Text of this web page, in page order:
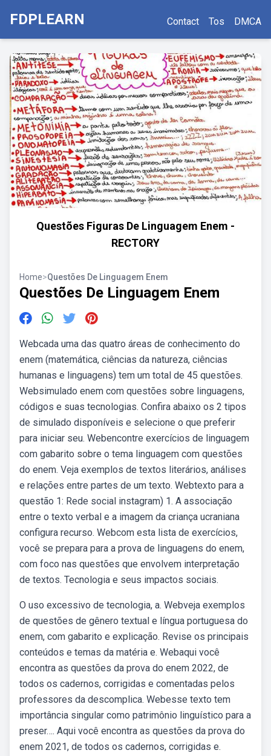
FDPLEARN Contact Tos DMCA
Questões Figuras De Linguagem Enem -
RECTORY
Home>Questões De Linguagem Enem
Questões De Linguagem Enem
Webcada uma das quatro áreas de conhecimento do
enem (matemática, ciências da natureza, ciências
humanas e linguagens) tem um total de 45 questões.
Websimulado enem com questões sobre linguagens,
códigos e suas tecnologias. Confira abaixo os 2 tipos
de simulado disponíveis e selecione o que preferir
para iniciar seu. Webencontre exercícios de linguagem
com gabarito sobre o tema linguagem com questões
do enem. Veja exemplos de textos literários, análises
e relações entre partes de um texto. Webtexto para a
questão 1: Rede social instagram) 1. A associação
entre o texto verbal e a imagem da criança ucraniana
configura recurso. Webcom esta lista de exercícios,
você se prepara para a prova de linguagens do enem,
com foco nas questões que envolvem interpretação
de textos. Tecnologia e seus impactos sociais.
O uso excessivo de tecnologia, a. Webveja exemplos
de questões de gênero textual e língua portuguesa do
enem, com gabarito e explicação. Revise os principais
conteúdos e temas da matéria e. Webaqui você
encontra as questões da prova do enem 2022, de
todos os cadernos, corrigidas e comentadas pelos
professores da descomplica. Webesse texto tem
importância singular como patrimônio linguístico para a
preser…. Aqui você encontra as questões da prova do
enem 2021, de todos os cadernos, corrigidas e.